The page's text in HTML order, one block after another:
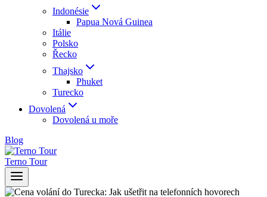
Indonésie
Papua Nová Guinea
Itálie
Polsko
Řecko
Thajsko
Phuket
Turecko
Dovolená
Dovolená u moře
Blog
Terno Tour